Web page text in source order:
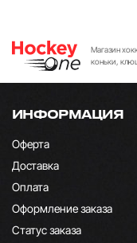
Магазин
коньки,
ИНФОРМАЦИЯ
Оферта
Доставка
Оплата
Оформление заказа
Статус заказа